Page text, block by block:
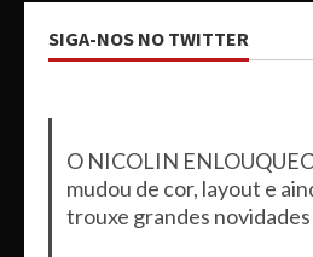
SIGA-NOS NO TWITTER
O NICOLIN
mudou de cor, layout e
trouxe grandes